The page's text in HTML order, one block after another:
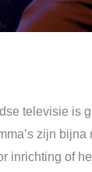
televisie is
zijn
inrichting of